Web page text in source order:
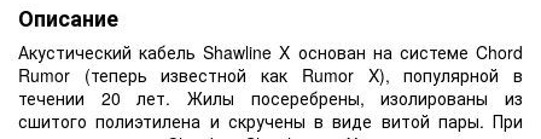
Описание
Акустический кабель Shawline X основан на системе Chord
Rumor (теперь известной как Rumor X), популярной в
течении 20 лет. Жилы посеребрены, изолированы из
сшитого полиэтилена и скручены в виде витой пары. При